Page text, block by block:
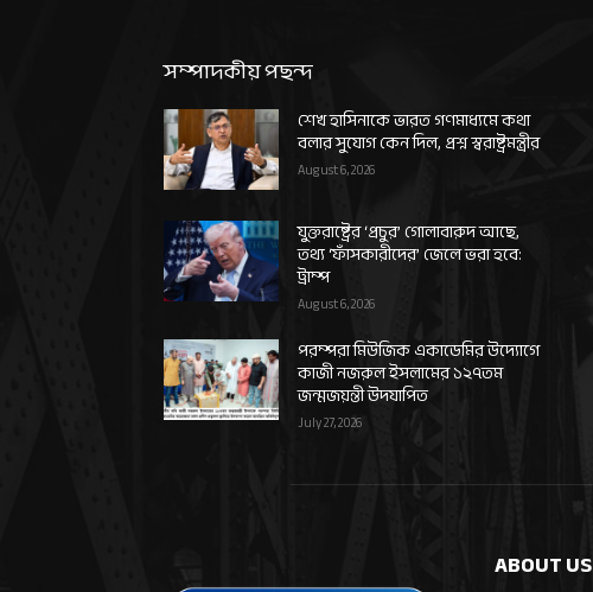
সম্পাদকীয় পছন্দ
শেখ হাসিনাকে ভারত গণমাধ্যমে কথা
বলার সুযোগ কেন দিল, প্রশ্ন স্বরাষ্ট্রমন্ত্রীর
August 6, 2026
যুক্তরাষ্ট্রের ‘প্রচুর’ গোলাবারুদ আছে,
তথ্য ‘ফাঁসকারীদের’ জেলে ভরা হবে:
ট্রাম্প
August 6, 2026
পরম্পরা মিউজিক একাডেমির উদ্যোগে
কাজী নজরুল ইসলামের ১২৭তম
জন্মজয়ন্তী উদযাপিত
July 27, 2026
ABOUT US